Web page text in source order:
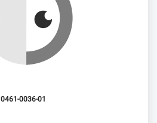
0461-0036-01